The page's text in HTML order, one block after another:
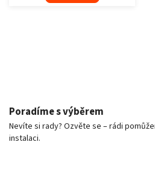
Poradíme s výběrem
Nevíte si rady? Ozvěte se – rádi
instalaci.